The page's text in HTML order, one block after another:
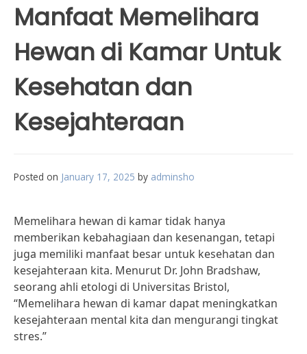
Manfaat Memelihara
Hewan di Kamar Untuk
Kesehatan dan
Kesejahteraan
Posted on January 17, 2025 by adminsho
Memelihara hewan di kamar tidak hanya
memberikan kebahagiaan dan kesenangan, tetapi
juga memiliki manfaat besar untuk kesehatan dan
kesejahteraan kita. Menurut Dr. John Bradshaw,
seorang ahli etologi di Universitas Bristol,
“Memelihara hewan di kamar dapat meningkatkan
kesejahteraan mental kita dan mengurangi tingkat
stres.”